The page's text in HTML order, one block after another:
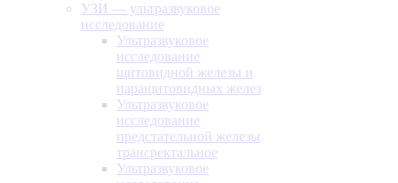
УЗИ — ультразвуковое
исследование
Ультразвуковое
исследование
щитовидной железы и
паращитовидных желез
Ультразвуковое
исследование
предстательной железы
трансректальное
Ультразвуковое